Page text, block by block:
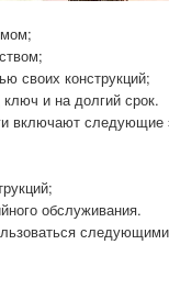
своих конструкций;
и на долгий срок.
включают следующие
обслуживания.